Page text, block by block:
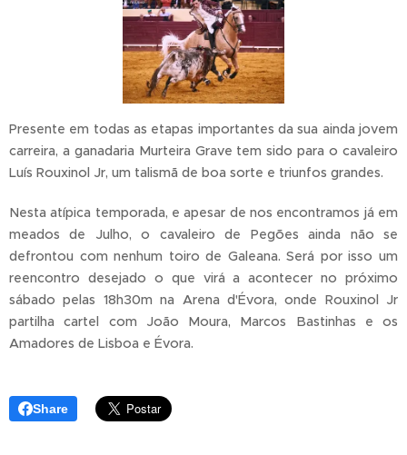
Presente em todas as etapas importantes da sua ainda jovem
carreira, a ganadaria Murteira Grave tem sido para o cavaleiro
Luís Rouxinol Jr, um talismã de boa sorte e triunfos grandes.
Nesta atípica temporada, e apesar de nos encontramos já em
meados de Julho, o cavaleiro de Pegões ainda não se
defrontou com nenhum toiro de Galeana. Será por isso um
reencontro desejado o que virá a acontecer no próximo
sábado pelas 18h30m na Arena d'Évora, onde Rouxinol Jr
partilha cartel com João Moura, Marcos Bastinhas e os
Amadores de Lisboa e Évora.
Share